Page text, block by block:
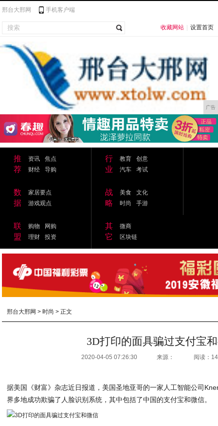
邢台大邢网 手机客户端
收藏网站 设置首页
广告
推
荐
资讯
焦点
财经
导购
行
业
教育
创意
汽车
考试
数
据
家居要点
游戏观点
战
略
美食
文化
时尚
手游
联
盟
购物
网购
理财
投资
其
它
微商
区块链
邢台大邢网 > 时尚 > 正文
3D打印的面具骗过支付宝
2020-04-05 07:26:30 来源： 阅读：
据美国《财富》杂志近日报道，美国圣地亚哥的一家人工智能公司
界多地成功欺骗了人脸识别系统，其中包括了中国的支付宝和微信。